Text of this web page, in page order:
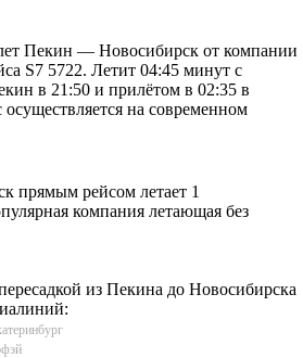
Пекин — Новосибирск от компании
S7 5722. Летит 04:45 минут с
в 21:50 и прилётом в 02:35 в
на современном
прямым рейсом летает 1
компания летающая без
из Пекина до Новосибирска